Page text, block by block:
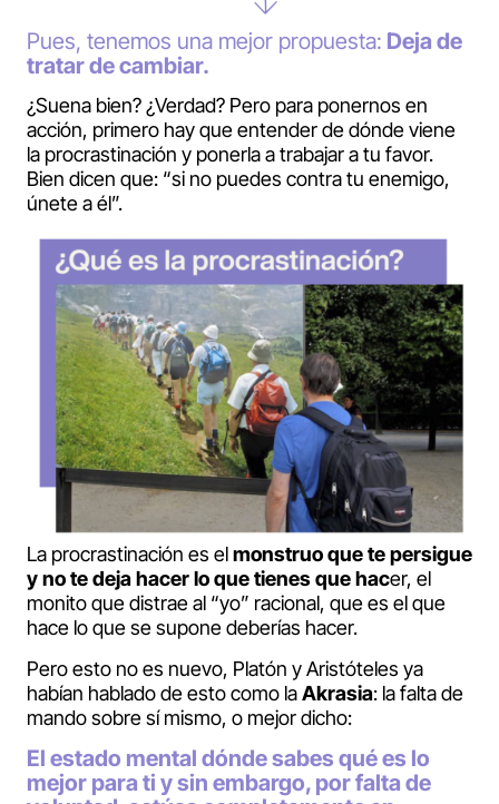
Pues, tenemos una mejor propuesta: Deja de
tratar de cambiar.
¿Suena bien? ¿Verdad? Pero para ponernos en
acción, primero hay que entender de dónde viene
la procrastinación y ponerla a trabajar a tu favor.
Bien dicen que: “si no puedes contra tu enemigo,
únete a él”.
La procrastinación es elmonstruo que te persigue
y no te deja hacer lo que tienes que hacer, el
monito que distrae al “yo” racional, que es el que
hace lo que se supone deberías hacer.
Pero esto no es nuevo, Platón y Aristóteles ya
habían hablado de esto como laAkrasia: la falta de
mando sobre sí mismo, o mejor dicho:
El estado mental dónde sabes qué es lo
mejor para ti y sin embargo, por falta de